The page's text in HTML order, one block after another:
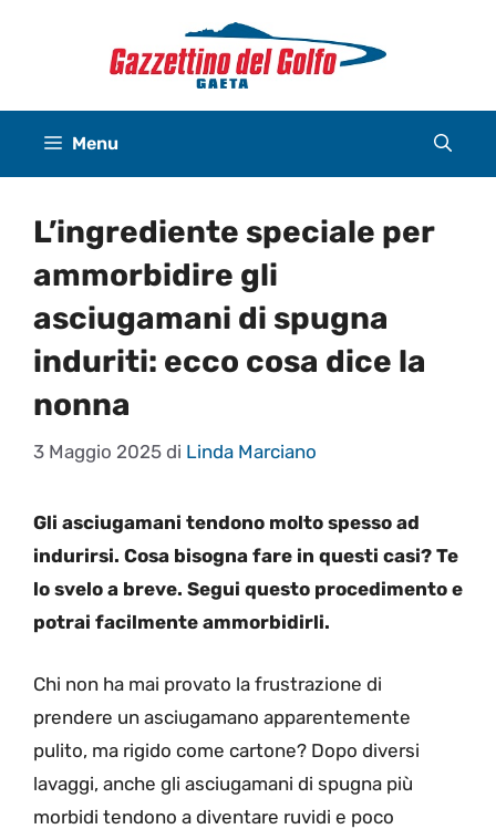
Menu
L’ingrediente speciale per
ammorbidire gli
asciugamani di spugna
induriti: ecco cosa dice la
nonna
3 Maggio 2025 di Linda Marciano
Gli asciugamani tendono molto spesso ad
indurirsi. Cosa bisogna fare in questi casi? Te
lo svelo a breve. Segui questo procedimento e
potrai facilmente ammorbidirli.
Chi non ha mai provato la frustrazione di
prendere un asciugamano apparentemente
pulito, ma rigido come cartone? Dopo diversi
lavaggi, anche gli asciugamani di spugna più
morbidi tendono a diventare ruvidi e poco